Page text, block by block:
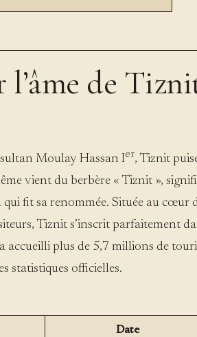
l’âme de
Moulay Hassan Ier, Tiznit
vient du berbère « Tiznit »,
qui fit sa renommée. Située au cœur
Tiznit s’inscrit parfaitement
accueilli plus de 5,7 millions de
statistiques officielles.
Date